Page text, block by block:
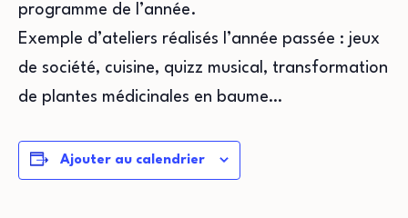
programme de l’année.
Exemple d’ateliers réalisés l’année passée : jeux
de société, cuisine, quizz musical, transformation
de plantes médicinales en baume…
Ajouter au calendrier